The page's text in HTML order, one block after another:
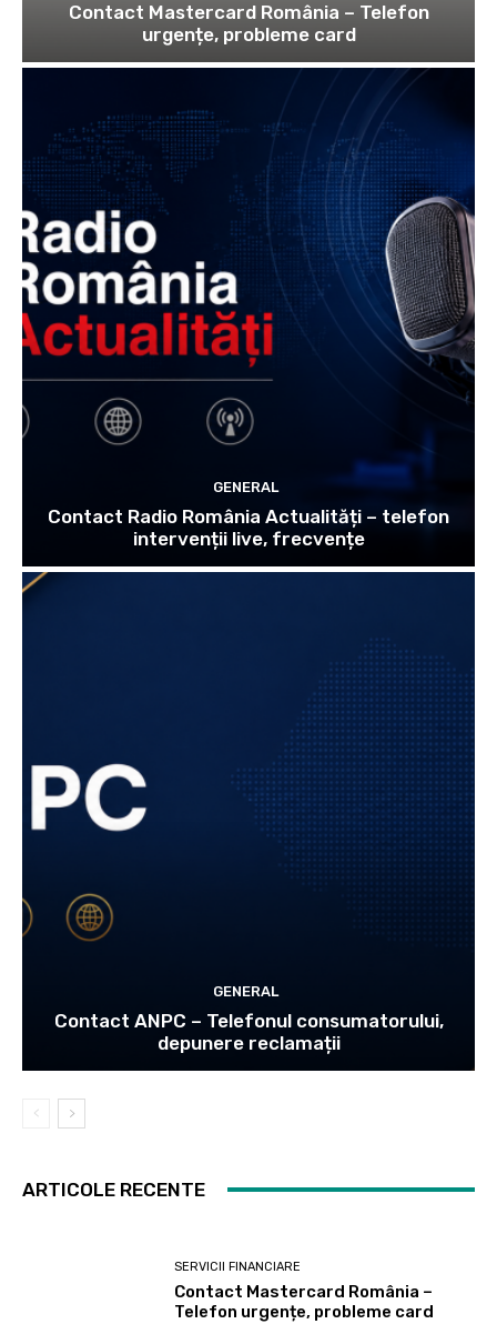
Contact Mastercard România – Telefon
urgențe, probleme card
GENERAL
Contact Radio România Actualități – telefon
intervenții live, frecvențe
GENERAL
Contact ANPC – Telefonul consumatorului,
depunere reclamații
ARTICOLE RECENTE
SERVICII FINANCIARE
Contact Mastercard România –
Telefon urgențe, probleme card